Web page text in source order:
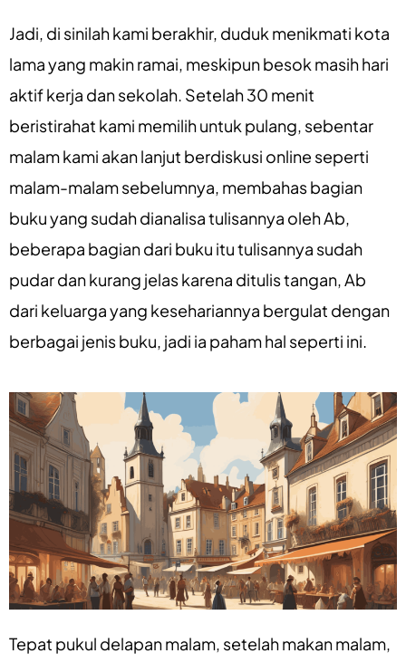
Jadi, di sinilah kami berakhir, duduk menikmati kota
lama yang makin ramai, meskipun besok masih hari
aktif kerja dan sekolah. Setelah 30 menit
beristirahat kami memilih untuk pulang, sebentar
malam kami akan lanjut berdiskusi online seperti
malam-malam sebelumnya, membahas bagian
buku yang sudah dianalisa tulisannya oleh Ab,
beberapa bagian dari buku itu tulisannya sudah
pudar dan kurang jelas karena ditulis tangan, Ab
dari keluarga yang kesehariannya bergulat dengan
berbagai jenis buku, jadi ia paham hal seperti ini.
Tepat pukul delapan malam, setelah makan malam,